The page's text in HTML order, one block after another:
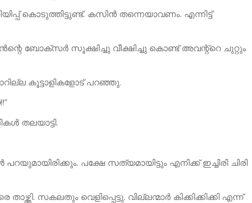
കൊടുത്തിട്ടുണ്ട്. കസിൻ തന്നെയാവണം. എന്നിട്ട്
ബോക്സർ സൂക്ഷിച്ചു വീക്ഷിച്ചു കൊണ്ട് അവന്റ്റെ ചുറ്റും
കൂട്ടാളികളോട് പറഞ്ഞു.
തലയാട്ടി.
പക്ഷേ സത്യമായിട്ടും എനിക്ക് ഇച്ചിരി ചിരി
താഴ്ത്തി. സകലതും വെളിപ്പെട്ടു. വില്ലന്മാർ കിക്കിക്കിക്കി എന്ന്